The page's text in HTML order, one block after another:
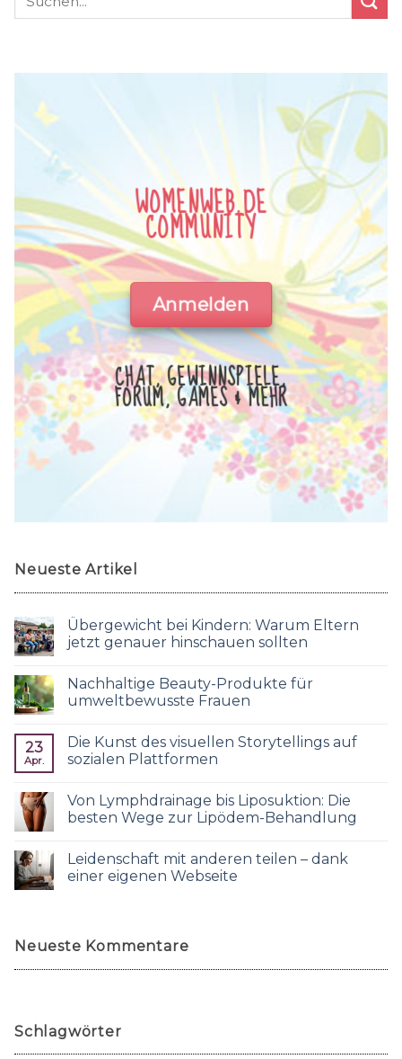
WOMENWEB.DE
COMMUNITY
Anmelden
CHAT, GEWINNSPIELE,
FORUM, GAMES & MEHR
Neueste Artikel
Übergewicht bei Kindern: Warum Eltern
jetzt genauer hinschauen sollten
Nachhaltige Beauty-Produkte für
umweltbewusste Frauen
23
Apr.
Die Kunst des visuellen Storytellings auf
sozialen Plattformen
Von Lymphdrainage bis Liposuktion: Die
besten Wege zur Lipödem-Behandlung
Leidenschaft mit anderen teilen – dank
einer eigenen Webseite
Neueste Kommentare
Schlagwörter